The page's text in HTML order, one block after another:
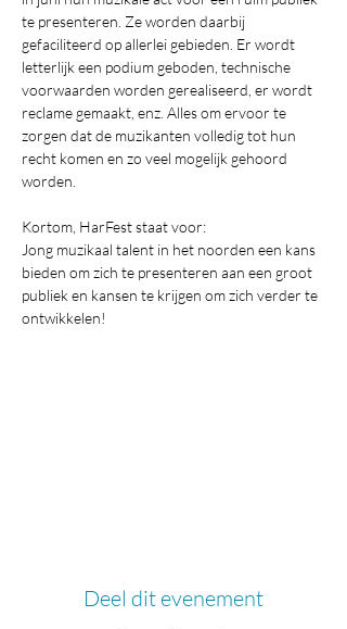
te presenteren. Ze worden daarbij
gefaciliteerd op allerlei gebieden. Er wordt
letterlijk een podium geboden, technische
voorwaarden worden gerealiseerd, er wordt
reclame gemaakt, enz. Alles om ervoor te
zorgen dat de muzikanten volledig tot hun
recht komen en zo veel mogelijk gehoord
worden.
Kortom, HarFest staat voor:
Jong muzikaal talent in het noorden een kans
bieden om zich te presenteren aan een groot
publiek en kansen te krijgen om zich verder te
ontwikkelen!
Deel dit evenement